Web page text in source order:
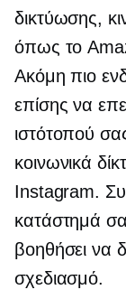
δικτύωσης,
όπως το
Ακόμη πιο
επίσης να
ιστότοπού
κοινωνικά
Instagram.
κατάστημά
βοηθήσει να
σχεδιασμό.